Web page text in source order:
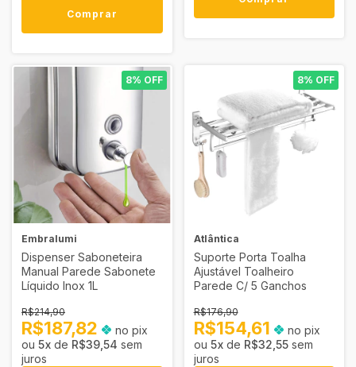
Comprar
8% OFF
Embralumi
Dispenser Saboneteira
Manual Parede Sabonete
Líquido Inox 1L
R$214,90
R$187,82
no pix
5x de R$39,54 sem
juros
8% OFF
Atlântica
Suporte Porta Toalha
Ajustável Toalheiro
Parede C/ 5 Ganchos
R$176,90
R$154,61
no pix
5x de R$32,55 sem
juros